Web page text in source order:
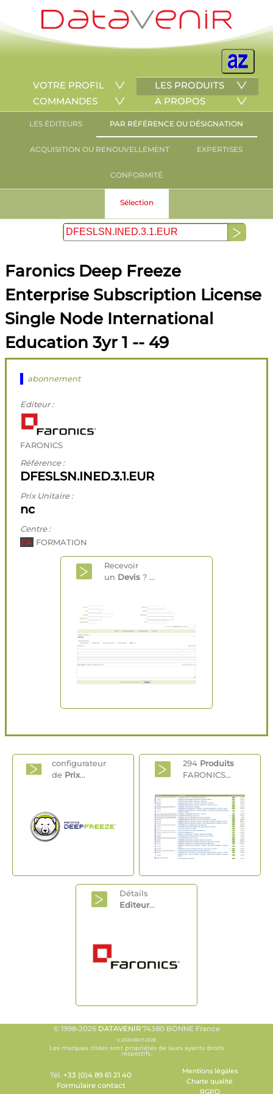
VOTRE PROFIL
LES PRODUITS
COMMANDES
A PROPOS
LES ÉDITEURS PAR RÉFÉRENCE OU DÉSIGNATION
ACQUISITION OU RENOUVELLEMENT EXPERTISES
CONFORMITÉ
Sélection
Faronics Deep Freeze
Enterprise Subscription License
Single Node International
Education 3yr 1 -- 49
abonnement
Editeur :
FARONICS
Référence :
DFESLSN.INED.3.1.EUR
Prix Unitaire :
nc
Centre :
FA FORMATION
Recevoir
un Devis ? ...
configurateur
de Prix...
294 Produits
FARONICS...
Détails
Editeur...
© 1998-2026 DATAVENIR74380 BONNE France
V.20260807.2028
Les marques citées sont propriétés de leurs ayants droits
respectifs.
Tél. +33 (0)4 89 61 21 40
Formulaire contact
Mentions légales
Charte qualité
RGPD